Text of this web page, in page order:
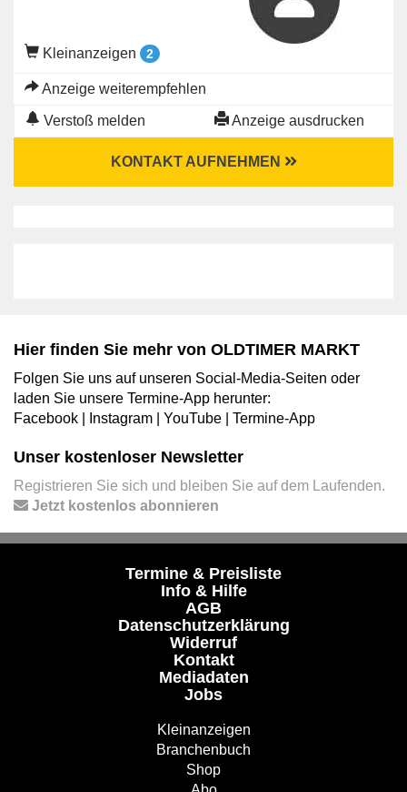
Kleinanzeigen 2
Anzeige weiterempfehlen
Verstoß melden Anzeige ausdrucken
KONTAKT AUFNEHMEN
Hier finden Sie mehr von OLDTIMER MARKT
Folgen Sie uns auf unseren Social-Media-Seiten oder
laden Sie unsere Termine-App herunter:
Facebook
Instagram YouTube Termine-App
Unser kostenloser Newsletter
Registrieren Sie sich und bleiben Sie auf dem Laufenden.
Jetzt kostenlos abonnieren
Termine & Preisliste
Info & Hilfe
AGB
Datenschutzerklärung
Widerruf
Kontakt
Mediadaten
Jobs
Kleinanzeigen
Branchenbuch
Shop